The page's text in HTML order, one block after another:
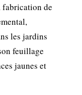
fabrication de
les jardins
feuillage
jaunes et